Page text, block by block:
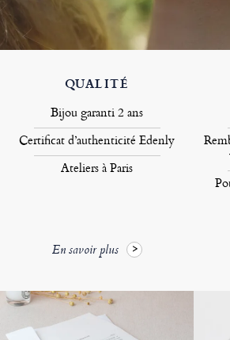
QUALITÉ
Bijou garanti 2 ans
Certificat d’authenticité Edenly
Ateliers à Paris
En savoir plus